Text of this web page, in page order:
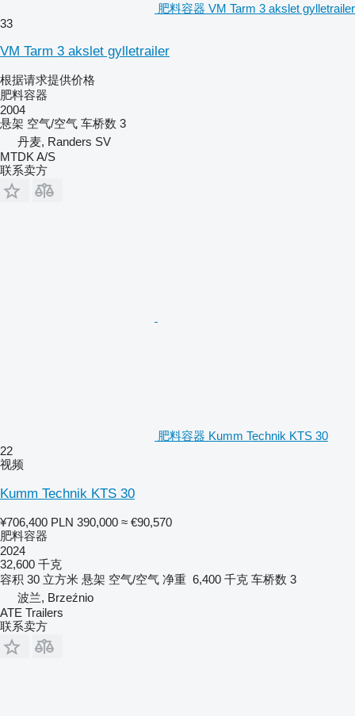
肥料容器 VM Tarm 3 akslet gylletrailer
33
VM Tarm 3 akslet gylletrailer
根据请求提供价格
肥料容器
2004
悬架 空气/空气 车桥数 3
丹麦, Randers SV
MTDK A/S
联系卖方
肥料容器 Kumm Technik KTS 30
22
视频
Kumm Technik KTS 30
¥706,400 PLN 390,000 ≈ €90,570
肥料容器
2024
32,600 千克
容积 30 立方米 悬架 空气/空气 净重 6,400 千克 车桥数 3
波兰, Brzeźnio
ATE Trailers
联系卖方